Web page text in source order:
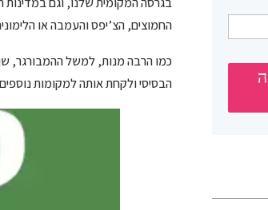
החמוצים, הצ’יפס והעמבה או
כמו הרבה מנות, למשל ההמבורגר,
הבסיסי ולקחת אותה למקומות